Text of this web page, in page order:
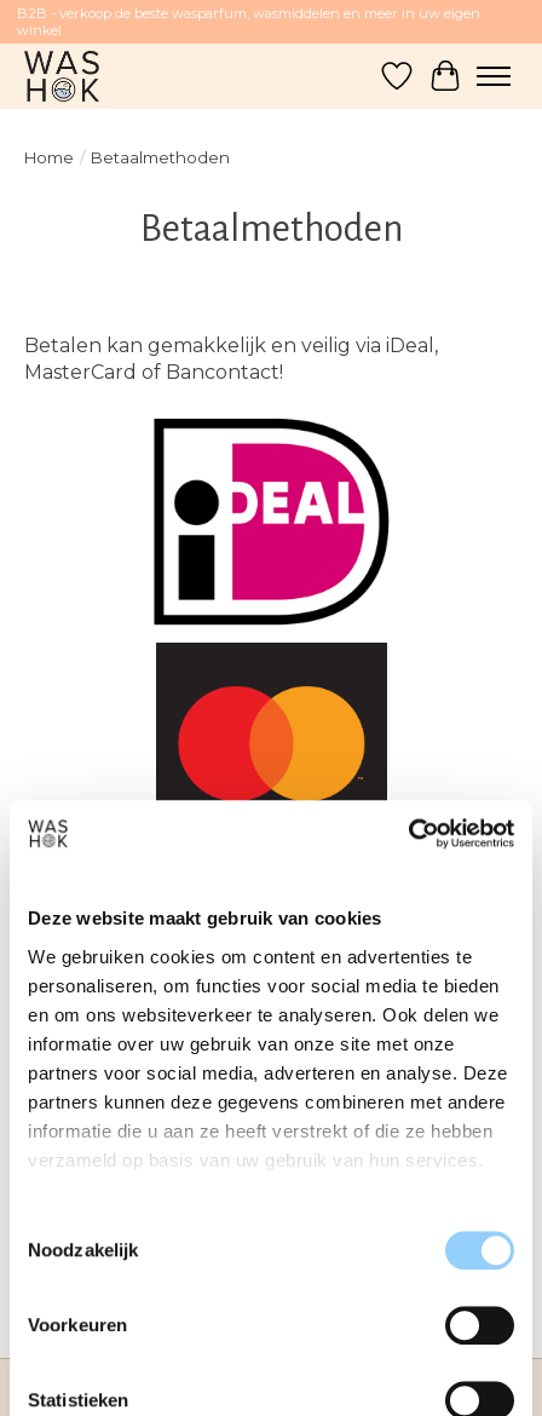
Deze website maakt gebruik van cookies
We gebruiken cookies om content en advertenties te
personaliseren, om functies voor social media te bieden
en om ons websiteverkeer te analyseren. Ook delen we
informatie over uw gebruik van onze site met onze
partners voor social media, adverteren en analyse. Deze
partners kunnen deze gegevens combineren met andere
informatie die u aan ze heeft verstrekt of die ze hebben
verzameld op basis van uw gebruik van hun services.
Noodzakelijk
Voorkeuren
Statistieken
B2B - verkoop de beste wasparfum, wasmiddelen en meer in uw eigen
winkel
Verlanglijst
Home / Betaalmethoden
Betaalmethoden
Betalen kan gemakkelijk en veilig via iDeal,
MasterCard of Bancontact!